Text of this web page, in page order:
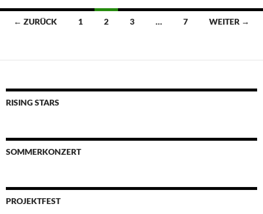
Beitragsnavigation
← ZURÜCK 1 2 3 … 7 WEITER →
RISING STARS
SOMMERKONZERT
PROJEKTFEST